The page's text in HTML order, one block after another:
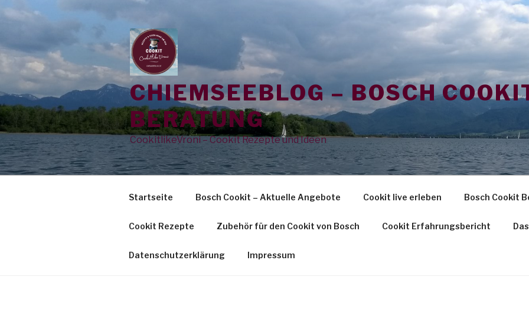
Inhalt
CHIEMSEEBLOG – BOSCH
BERATUNG
CookitlikeVroni – Cookit Rezepte und Ideen
Startseite Bosch Cookit – Aktuelle Angebote Cookit live erleben Bosch Cookit
Cookit Rezepte Zubehör für den Cookit von Bosch Cookit Erfahrungsbericht
Datenschutzerklärung Impressum